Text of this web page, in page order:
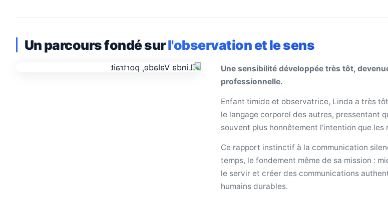
Un parcours fondé surl'observation et le sens
Une sensibilité développée très tôt,
professionnelle.
Enfant timide et observatrice, Linda a très
le langage corporel des autres, pressentant
souvent plus honnêtement l'intention que les
Ce rapport instinctif à la communication
temps, le fondement même de sa mission :
le servir et créer des communications
humains durables.